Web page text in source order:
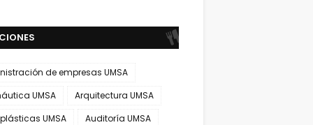
de empresas UMSA
UMSA
Arquitectura UMSA
UMSA
Auditoría UMSA